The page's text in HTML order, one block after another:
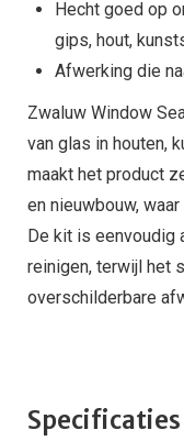
Hecht goed op
gips, hout,
Afwerking die
Zwaluw Window
van glas in houten,
maakt het product
en nieuwbouw,
De kit is eenvoudig
reinigen, terwijl het
overschilderbare
Specificaties